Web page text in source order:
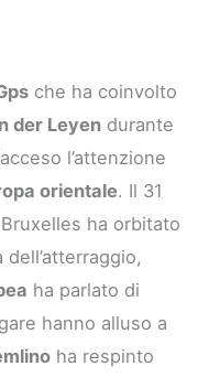
che ha coinvolto
der Leyen durante
l’attenzione
orientale. Il 31
ha orbitato
dell’atterraggio,
ha parlato di
hanno alluso a
ha respinto